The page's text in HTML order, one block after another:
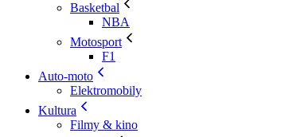
Basketbal
NBA
Motosport
F1
Auto-moto
Elektromobily
Kultura
Filmy & kino